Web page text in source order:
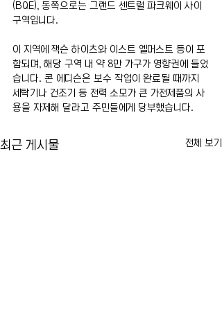
(BQE), 동쪽으로는 그랜드 센트럴 파크웨이 사이
구역입니다.
이 지역에 잭슨 하이츠와 이스트 엘머스트 등이 포
함되며, 해당 구역 내 약 8만 가구가 영향권에 들었
습니다. 콘 에디슨은 보수 작업이 완료될 때까지
세탁기나 건조기 등 전력 소모가 큰 가전제품의 사
용을 자제해 달라고 주민들에게 당부했습니다.
최근 게시물 전체 보기